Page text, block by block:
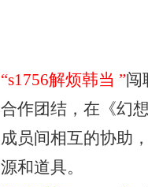
“s1756解烦韩当”闯
合作团结，在《幻
成员间相互的协助
源和道具。